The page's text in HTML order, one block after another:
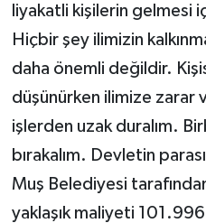
liyakatli kişilerin gelmesi
Hiçbir şey ilimizin
daha önemli değildir.
düşünürken ilimize zarar
işlerden uzak duralım.
bırakalım. Devletin
Muş Belediyesi
yaklaşık maliyeti